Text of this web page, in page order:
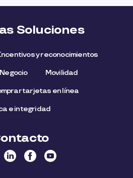
Soluciones
y reconocimientos
Movilidad
tarjetas en línea
e integridad